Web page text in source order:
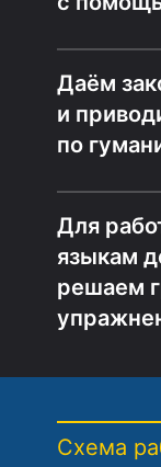
Даём
и
по
Для
языкам
решаем
Схема